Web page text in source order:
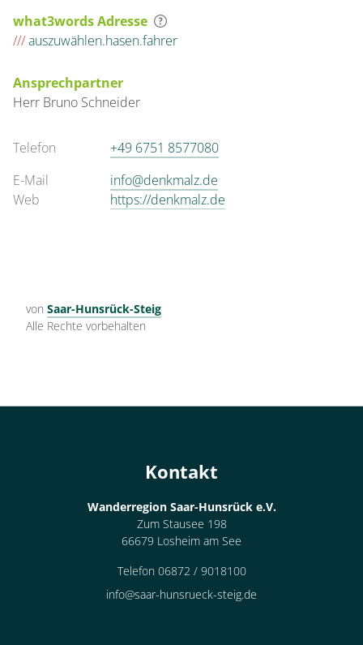
what3words Adresse
///auszuwählen.hasen.fahrer
Ansprechpartner
Herr Bruno Schneider
Telefon
+49 6751 8577080
E-Mail
info@denkmalz.de
Web
https://denkmalz.de
von Saar-Hunsrück-Steig
Alle Rechte vorbehalten
Kontakt
Wanderregion Saar-Hunsrück e.V.
Zum Stausee 198
66679 Losheim am See
Telefon 06872 / 9018100
info@saar-hunsrueck-steig.de